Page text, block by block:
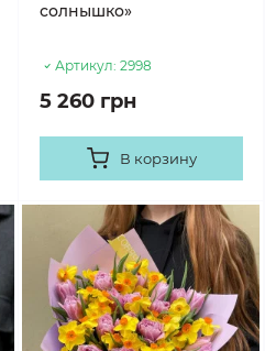
солнышко»
Артикул: 2998
5 260 грн
В корзину